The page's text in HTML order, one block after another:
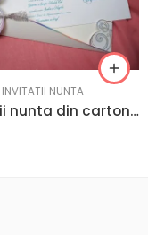
INVITATII NUNTA
Invitatii nunta din carton simplu 9 x 26.5 cm